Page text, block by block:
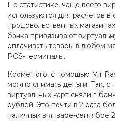
По статистике, чаще всего
используются для расчетов в
продовольственных
банка привязывают
оплачивать товары в любом
POS-терминалы.
Кроме того, с помощью Mir
можно снимать деньги. Так, с
виртуальных карт сняли в
рублей. Это почти в 2 раза
наличных в январе-сентябре